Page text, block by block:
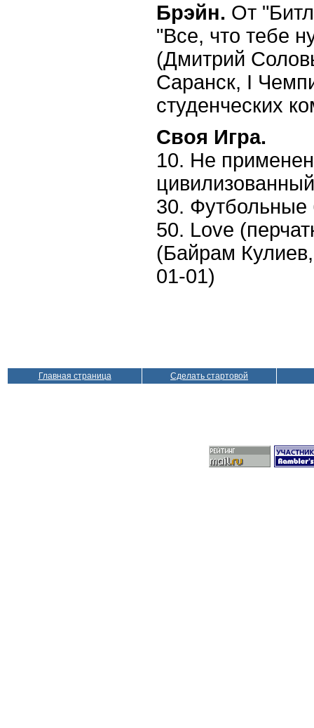
Брэйн. От
"Все, что тебе
(Дмитрий
Саранск, I
студенческих
Своя Игра.
10. Не
30. Футбольные
50. Love
(Байрам
01-01)
Главная страница Сделать стартовой